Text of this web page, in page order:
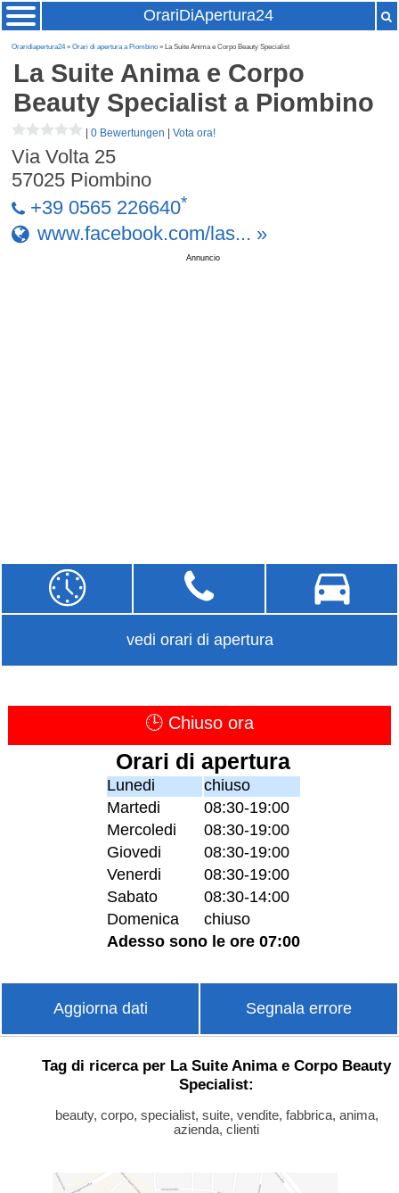
OrariDiApertura24
Oraridiapertura24»Orari di apertura a Piombino » La Suite Anima e Corpo Beauty Specialist
La Suite Anima e Corpo
Beauty Specialist a Piombino
|0 Bewertungen |Vota ora!
Via Volta 25
57025 Piombino
+39 0565 226640*
www.facebook.com/las... »
Annuncio
vedi orari di apertura
🕒 Chiuso ora
Orari di apertura
Lunedi
chiuso
Martedi
08:30-19:00
Mercoledi
08:30-19:00
Giovedi
08:30-19:00
Venerdi
08:30-19:00
Sabato
08:30-14:00
Domenica
chiuso
Adesso sono le ore 07:00
Aggiorna dati Segnala errore
Tag di ricerca per La Suite Anima e Corpo Beauty
Specialist:
beauty, corpo, specialist, suite, vendite, fabbrica, anima,
azienda, clienti